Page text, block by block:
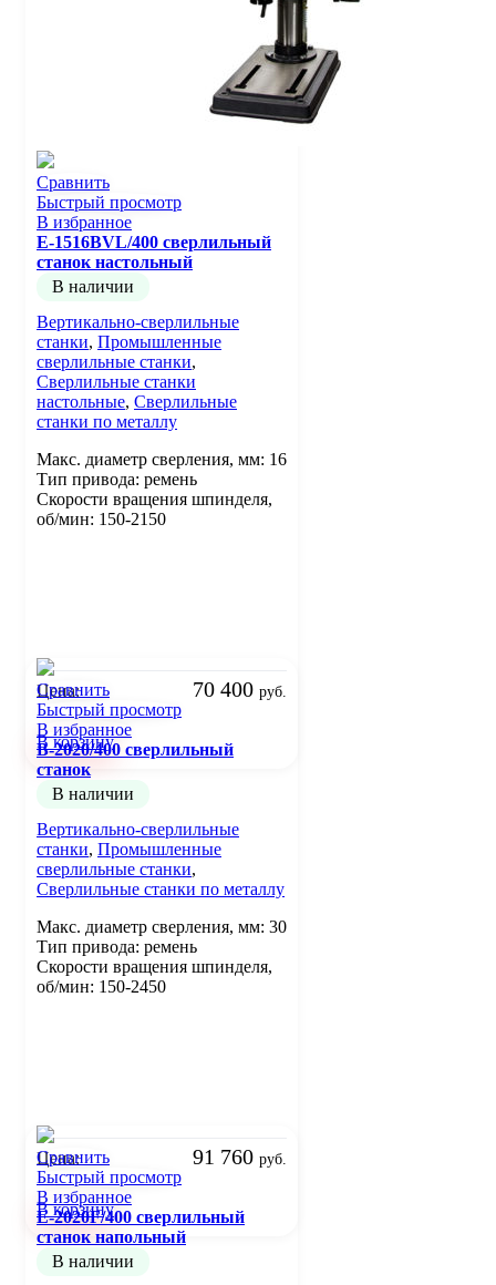
Сравнить
Быстрый просмотр
В избранное
E-1516BVL/400 сверлильный
станок настольный
В наличии
Вертикально-сверлильные
станки, Промышленные
сверлильные станки,
Сверлильные станки
настольные, Сверлильные
станки по металлу
Цена: 70 400 руб.
Макс. диаметр сверления, мм: 16
Тип привода: ремень
Скорости вращения шпинделя,
об/мин: 150-2150
В корзину
Сравнить
Быстрый просмотр
В избранное
B-2020/400 сверлильный
станок
В наличии
Вертикально-сверлильные
станки, Промышленные
сверлильные станки,
Сверлильные станки по металлу
Цена: 91 760 руб.
Макс. диаметр сверления, мм: 30
Тип привода: ремень
Скорости вращения шпинделя,
об/мин: 150-2450
В корзину
Сравнить
Быстрый просмотр
В избранное
E-2020F/400 сверлильный
станок напольный
В наличии